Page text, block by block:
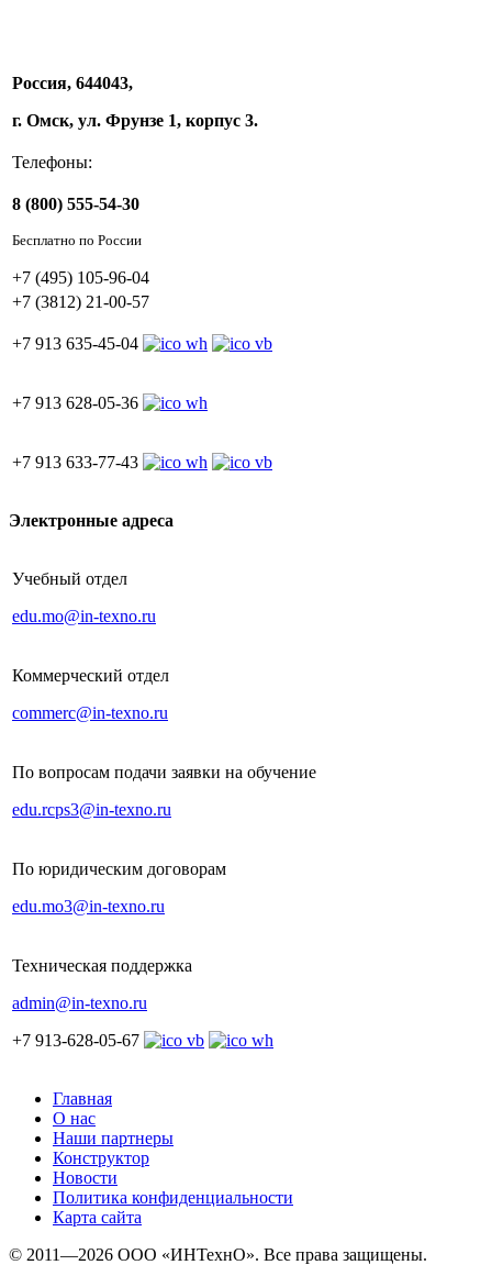
Россия, 644043,
г. Омск, ул. Фрунзе 1, корпус 3.
Телефоны:
8 (800) 555-54-30
Бесплатно по России
+7 (495) 105-96-04
+7 (3812) 21-00-57
+7 913 635-45-04
+7 913 628-05-36
+7 913 633-77-43
Электронные адреса
Учебный отдел
edu.mo@in-texno.ru
Коммерческий отдел
commerc@in-texno.ru
По вопросам подачи заявки на обучение
edu.rcps3@in-texno.ru
По юридическим договорам
edu.mo3@in-texno.ru
Техническая поддержка
admin@in-texno.ru
+7 913-628-05-67
Главная
О нас
Наши партнеры
Конструктор
Новости
Политика конфиденциальности
Карта сайта
© 2011—2026 ООО «ИНТехнО». Все права защищены.